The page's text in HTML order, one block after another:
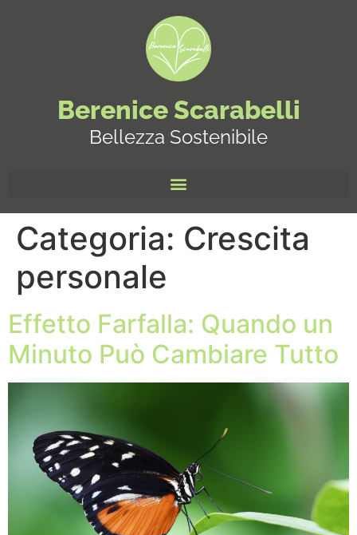
Berenice Scarabelli
Bellezza Sostenibile
Categoria: Crescita
personale
Effetto Farfalla: Quando un
Minuto Può Cambiare Tutto